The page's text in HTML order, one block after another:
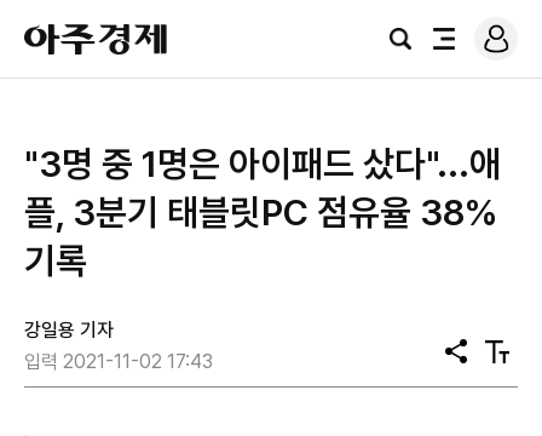
아
주
경
검
전
로
그
"3명 중 1명은 아이패드 샀다"...애
플, 3분기 태블릿PC 점유율 38%
기록
강일용 기자
입력 2021-11-02 17:43
공
유
텍
스